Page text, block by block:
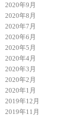
2020年9月
2020年8月
2020年7月
2020年6月
2020年5月
2020年4月
2020年3月
2020年2月
2020年1月
2019年12月
2019年11月